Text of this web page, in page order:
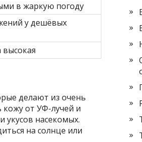
в жаркую погоду
у дешёвых
делают из очень
от УФ-лучей и
насекомых.
на солнце или